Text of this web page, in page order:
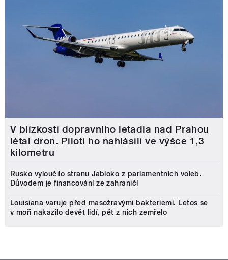
V blízkosti dopravního letadla nad Prahou
létal dron. Piloti ho nahlásili ve výšce 1,3
kilometru
Rusko vyloučilo stranu Jabloko z parlamentních voleb.
Důvodem je financování ze zahraničí
Louisiana varuje před masožravými bakteriemi. Letos se
v moři nakazilo devět lidí, pět z nich zemřelo